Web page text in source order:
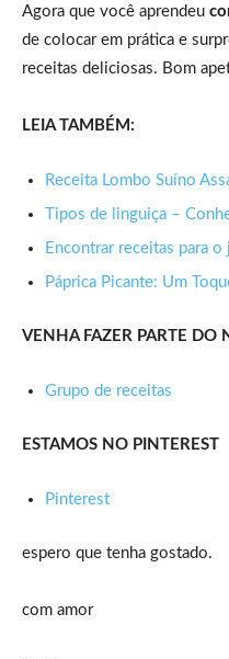
Agora que você aprendeu
de colocar em prática e
receitas deliciosas. Bom
LEIA TAMBÉM:
Receita Lombo Suíno
Tipos de linguiça –
Encontrar receitas para
Páprica Picante: Um
VENHA FAZER PARTE DO
Grupo de receitas
ESTAMOS NO PINTEREST
Pinterest
espero que tenha gostado.
com amor